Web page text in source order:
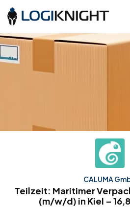
CALUMA
Teilzeit: Maritimer
(m/w/d) in Kiel –